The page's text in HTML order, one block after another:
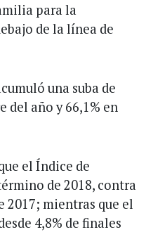
para la
de la línea de
una suba de
del año y 66,1% en
el Índice de
de 2018, contra
2017; mientras que el
4,8% de finales